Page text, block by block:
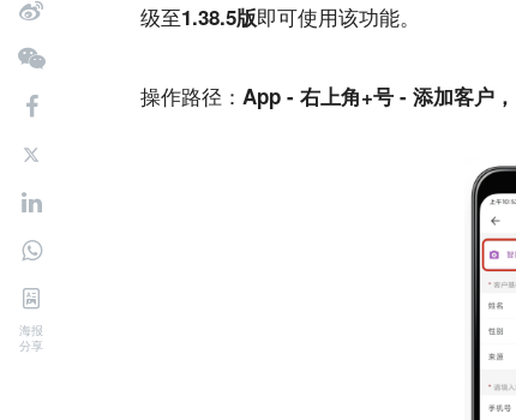
海报
分享
级至1.38.5版即可使用该功能。
操作路径： App - 右上角+号 - 添加客户，